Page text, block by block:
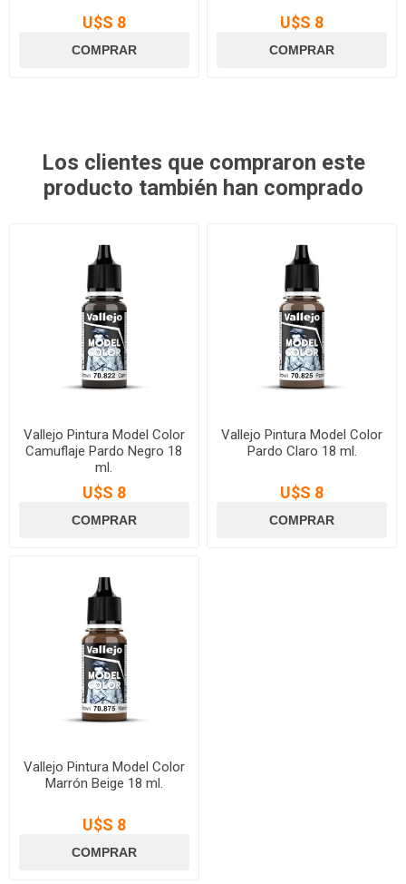
U$S 8 U$S 8
Los clientes que compraron este
producto también han comprado
Vallejo Pintura Model Color
Camuflaje Pardo Negro 18
ml.
U$S 8
Vallejo Pintura Model Color
Pardo Claro 18 ml.
U$S 8
Vallejo Pintura Model Color
Marrón Beige 18 ml.
U$S 8